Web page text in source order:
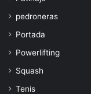
pedroneras
Portada
Powerlifting
Squash
Tenis